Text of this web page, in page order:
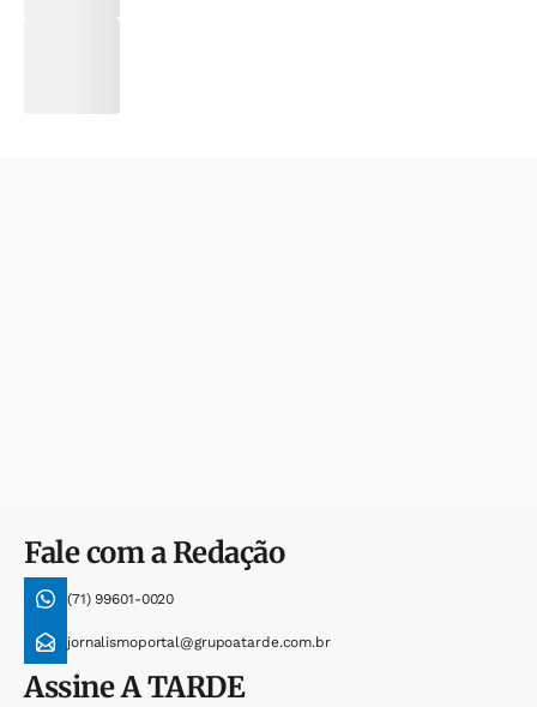
Fale com a Redação
(71) 99601-0020
jornalismoportal@grupoatarde.com.br
AssineA TARDE